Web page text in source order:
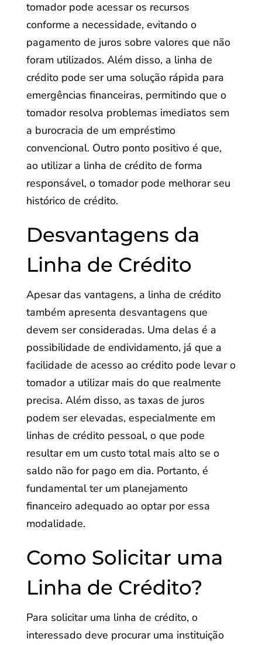
tomador pode acessar os recursos
conforme a necessidade, evitando o
pagamento de juros sobre valores que não
foram utilizados. Além disso, a linha de
crédito pode ser uma solução rápida para
emergências financeiras, permitindo que o
tomador resolva problemas imediatos sem
a burocracia de um empréstimo
convencional. Outro ponto positivo é que,
ao utilizar a linha de crédito de forma
responsável, o tomador pode melhorar seu
histórico de crédito.
Desvantagens da
Linha de Crédito
Apesar das vantagens, a linha de crédito
também apresenta desvantagens que
devem ser consideradas. Uma delas é a
possibilidade de endividamento, já que a
facilidade de acesso ao crédito pode levar o
tomador a utilizar mais do que realmente
precisa. Além disso, as taxas de juros
podem ser elevadas, especialmente em
linhas de crédito pessoal, o que pode
resultar em um custo total mais alto se o
saldo não for pago em dia. Portanto, é
fundamental ter um planejamento
financeiro adequado ao optar por essa
modalidade.
Como Solicitar uma
Linha de Crédito?
Para solicitar uma linha de crédito, o
interessado deve procurar uma instituição